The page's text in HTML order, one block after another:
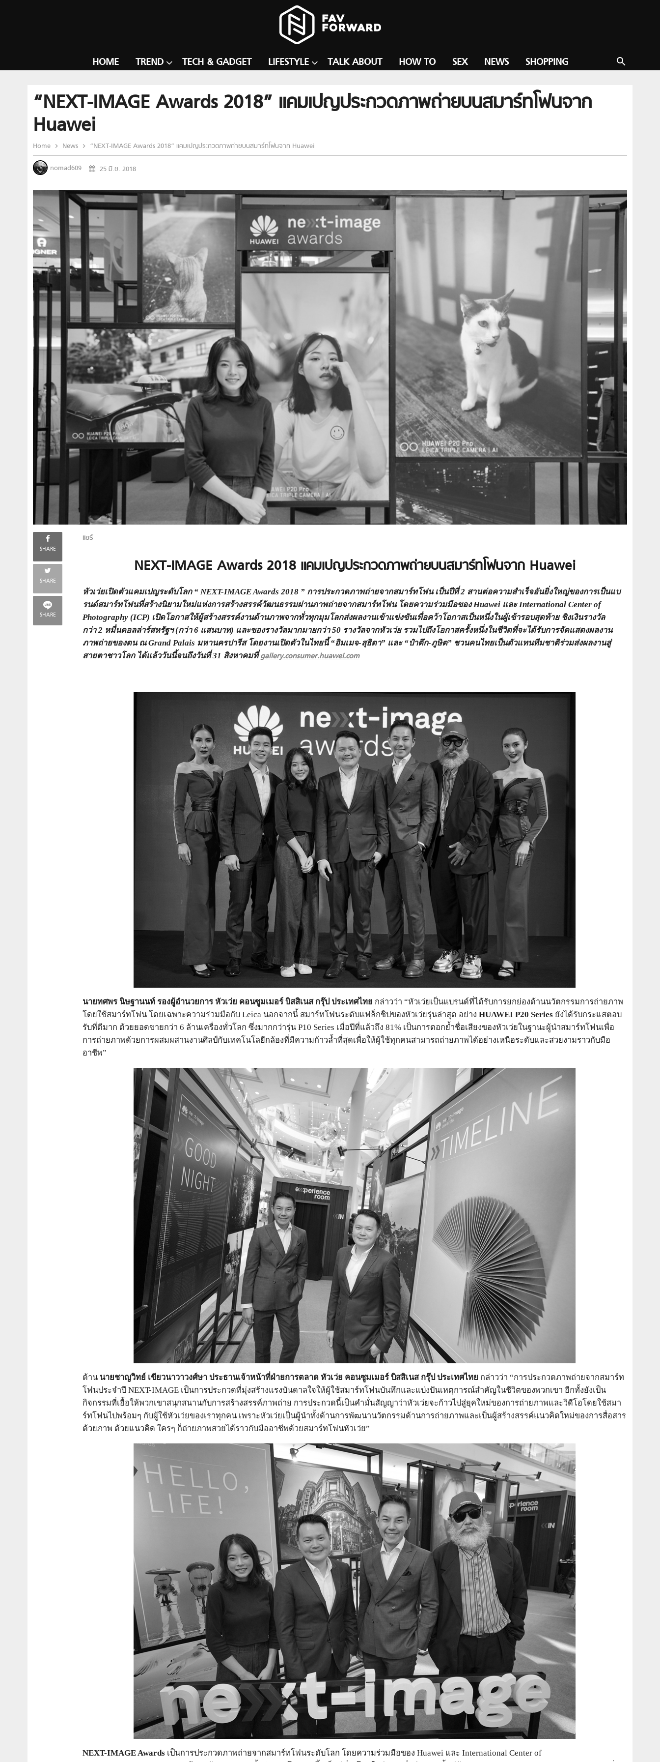
search
HOME TREND TECH & GADGET LIFESTYLE TALK ABOUT HOW TO SEX NEWS SHOPPING
“NEXT-IMAGE Awards 2018” แคมเปญประกวดภาพถ่ายบนสมาร์ทโฟนจาก
Huawei
Home News “NEXT-IMAGE Awards 2018” แคมเปญประกวดภาพถ่ายบนสมาร์ทโฟนจาก Huawei
nomad609 25 มิ.ย. 2018
SHARE
SHARE
SHARE
แชร์
NEXT-IMAGE Awards 2018 แคมเปญประกวดภาพถ่ายบนสมาร์ทโฟนจาก Huawei
หัวเว่ยเปิดตัวแคมเปญระดับโลก “ NEXT-IMAGE Awards 2018 ” การประกวดภาพถ่ายจากสมาร์ทโฟน เป็นปีที่ 2 สานต่อความสำเร็จอันยิ่งใหญ่ของการเป็นแบ
รนด์สมาร์ทโฟนที่สร้างนิยามใหม่แห่งการสร้างสรรค์วัฒนธรรมผ่านภาพถ่ายจากสมาร์ทโฟน โดยความร่วมมือของ Huawei และInternational Center of
Photography (ICP) เปิดโอกาสให้ผู้สร้างสรรค์งานด้านภาพจากทั่วทุกมุมโลกส่งผลงานเข้าแข่งขันเพื่อคว้าโอกาสเป็นหนึ่งในผู้เข้ารอบสุดท้าย ชิงเงินรางวัล
กว่า2 หมื่นดอลล่าร์สหรัฐฯ (กว่า 6 แสนบาท) และของรางวัลมากมายกว่า 50 รางวัลจากหัวเว่ย รวมไปถึงโอกาสครั้งหนึ่งในชีวิตที่จะได้รับการจัดแสดงผลงาน
ภาพถ่ายของตน ณ Grand Palais มหานครปารีส โดยงานเปิดตัวในไทยนี้ “อิมเมจ-สุธิตา” และ “ป๋าตึก-ภูษิต” ชวนคนไทยเป็นตัวแทนทีมชาติร่วมส่งผลงานสู่
สายตาชาวโลก ได้แล้ววันนี้จนถึงวันที่ 31 สิงหาคมที่gallery.consumer.huawei.com
นายทศพร นิษฐานนท์ รองผู้อำนวยการ หัวเว่ย คอนซูมเมอร์ บิสสิเนส กรุ๊ป ประเทศไทย กล่าวว่า “หัวเว่ยเป็นแบรนด์ที่ได้รับการยกย่องด้านนวัตกรรมการถ่ายภาพ
โดยใช้สมาร์ทโฟน โดยเฉพาะความร่วมมือกับ Leica นอกจากนี้ สมาร์ทโฟนระดับแฟล็กชิปของหัวเว่ยรุ่นล่าสุด อย่าง HUAWEI P20 Series ยังได้รับกระแสตอบ
รับที่ดีมาก ด้วยยอดขายกว่า 6 ล้านเครื่องทั่วโลก ซึ่งมากกว่ารุ่น P10 Series เมื่อปีที่แล้วถึง 81% เป็นการตอกย้ำชื่อเสียงของหัวเว่ยในฐานะผู้นำสมาร์ทโฟนเพื่อ
การถ่ายภาพด้วยการผสมผสานงานศิลป์กับเทคโนโลยีกล้องที่มีความก้าวล้ำที่สุดเพื่อให้ผู้ใช้ทุกคนสามารถถ่ายภาพได้อย่างเหนือระดับและสวยงามราวกับมือ
อาชีพ”
ด้าน นายชาญวิทย์ เขียวนาวาวงศ์ษา ประธานเจ้าหน้าที่ฝ่ายการตลาด หัวเว่ย คอนซูมเมอร์ บิสสิเนส กรุ๊ป ประเทศไทย กล่าวว่า “การประกวดภาพถ่ายจากสมาร์ท
โฟนประจำปี NEXT-IMAGE เป็นการประกวดที่มุ่งสร้างแรงบันดาลใจให้ผู้ใช้สมาร์ทโฟนบันทึกและแบ่งปันเหตุการณ์สำคัญในชีวิตของพวกเขา อีกทั้งยังเป็น
กิจกรรมที่เอื้อให้พวกเขาสนุกสนานกับการสร้างสรรค์ภาพถ่าย การประกวดนี้เป็นคำมั่นสัญญาว่าหัวเว่ยจะก้าวไปสู่ยุคใหม่ของการถ่ายภาพและวิดีโอโดยใช้สมา
ร์ทโฟนไปพร้อมๆ กับผู้ใช้หัวเว่ยของเราทุกคน เพราะหัวเว่ยเป็นผู้นำทั้งด้านการพัฒนานวัตกรรมด้านการถ่ายภาพและเป็นผู้สร้างสรรค์แนวคิดใหม่ของการสื่อสาร
ด้วยภาพ ด้วยแนวคิด ใครๆ ก็ถ่ายภาพสวยได้ราวกับมืออาชีพด้วยสมาร์ทโฟนหัวเว่ย”
NEXT-IMAGE Awards เป็นการประกวดภาพถ่ายจากสมาร์ทโฟนระดับโลก โดยความร่วมมือของ Huawei และ International Center of